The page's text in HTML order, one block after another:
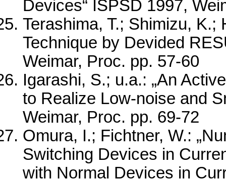
Devices“ ISPSD 1997,
Terashima, T.; Shimizu, K.;
Technique by Devided
Weimar, Proc. pp. 57-60
Igarashi, S.; u.a.: „An
to Realize Low-noise and
Weimar, Proc. pp. 69-72
Omura, I.; Fichtner, W.:
Switching Devices in
with Normal Devices in